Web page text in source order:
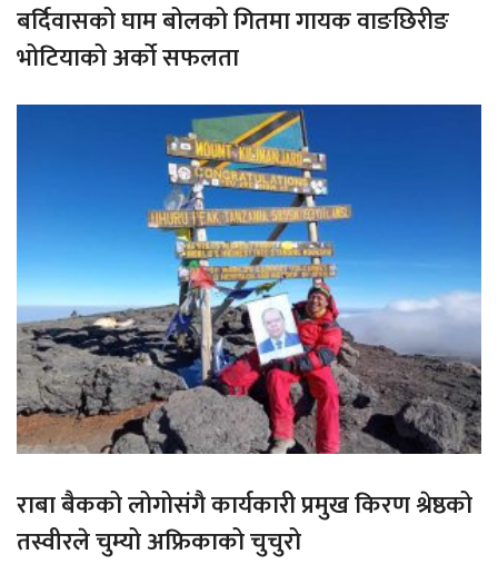
बर्दिवासको घाम बोलको गितमा गायक वाङछिरीङ
भोटियाको अर्को सफलता
राबा बैकको लोगोसंगै कार्यकारी प्रमुख किरण श्रेष्ठको
तस्वीरले चुम्यो अफ्रिकाको चुचुरो